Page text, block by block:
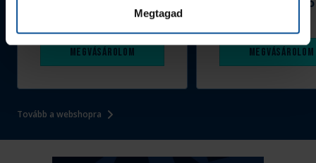
Megtagad
Tovább a webshopra
Megvásárolom
1 090 Ft
Megvásárolom